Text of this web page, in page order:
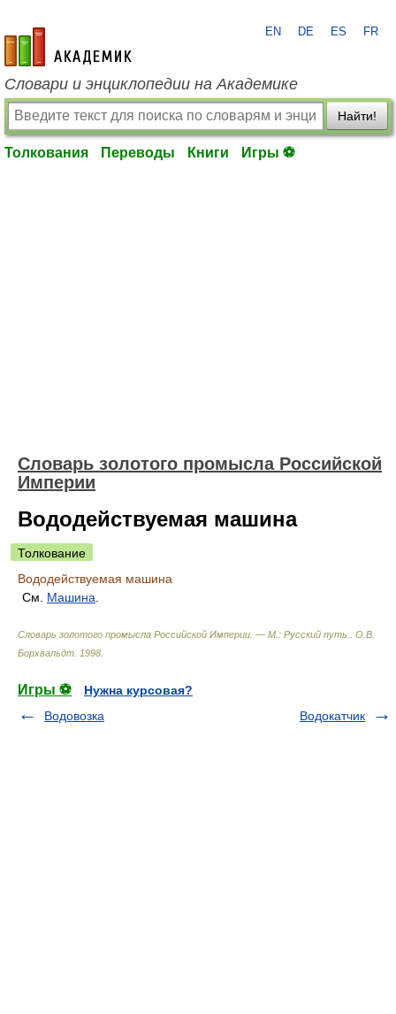
academic.ru
EN DE ES FR
Словари и энциклопедии на Академике
Найти!
Толкования Переводы Книги Игры ⚽
Словарь золотого промысла Российской
Империи
Вододействуемая машина
Толкование
Вододействуемая машина
См. Машина
Словарь золотого промысла Российской Империи. — М.: Русский путь.
О.В.
Борхвальдт 1998
Игры ⚽
Нужна курсовая?
Водовозка
Водокатчик